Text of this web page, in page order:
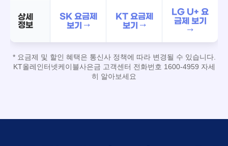
상세
정보
SK 요금제
보기 →
KT 요금제
보기 →
LG U+ 요
금제 보기
→
* 요금제 및 할인 혜택은 통신사 정책에 따라 변경될 수 있습니다.
KT올레인터넷케이블사은금 고객센터 전화번호 1600-4959 자세
히 알아보세요